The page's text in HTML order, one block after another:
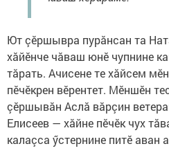
Ют çӗршывра пурăнсан та
хăйӗнче чăваш юнӗ чупнине
тăрать. Ачисене те хăйсем
пӗчӗкрен вӗрентет. Мӗншӗн
çӗршывăн Аслă вăрçин
Елисеев — хăйне пӗчӗк чух
калаçса ӳстернине питӗ аван